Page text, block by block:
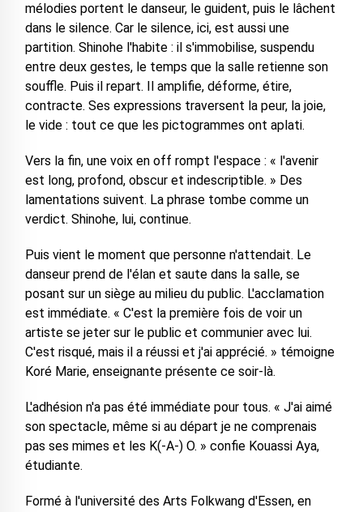
mélodies portent le danseur, le guident, puis le lâchent
dans le silence. Car le silence, ici, est aussi une
partition. Shinohe l'habite : il s'immobilise, suspendu
entre deux gestes, le temps que la salle retienne son
souffle. Puis il repart. Il amplifie, déforme, étire,
contracte. Ses expressions traversent la peur, la joie,
le vide : tout ce que les pictogrammes ont aplati.
Vers la fin, une voix en off rompt l'espace : « l'avenir
est long, profond, obscur et indescriptible. » Des
lamentations suivent. La phrase tombe comme un
verdict. Shinohe, lui, continue.
Puis vient le moment que personne n'attendait. Le
danseur prend de l'élan et saute dans la salle, se
posant sur un siège au milieu du public. L'acclamation
est immédiate. « C'est la première fois de voir un
artiste se jeter sur le public et communier avec lui.
C'est risqué, mais il a réussi et j'ai apprécié. » témoigne
Koré Marie, enseignante présente ce soir-là.
L'adhésion n'a pas été immédiate pour tous. « J'ai aimé
son spectacle, même si au départ je ne comprenais
pas ses mimes et les K(-A-) O. » confie Kouassi Aya,
étudiante.
Formé à l'université des Arts Folkwang d'Essen, en